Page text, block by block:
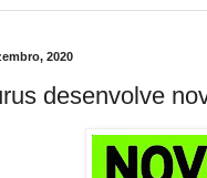
2020
desenvolve